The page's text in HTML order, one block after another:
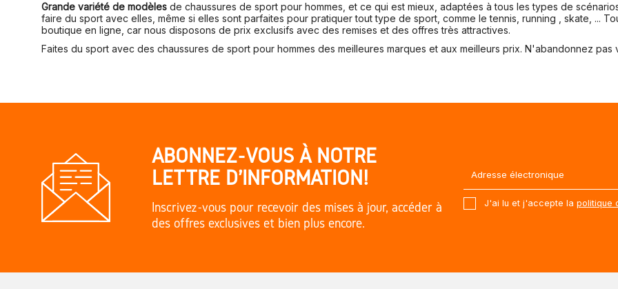
Grande variété de modèles de chaussures de sport pour hommes, et ce qui est mieux, adaptées à tous les types de
faire du sport avec elles, même si elles sont parfaites pour pratiquer tout type de sport, comme le tennis, running , skate, ...
boutique en ligne, car nous disposons de prix exclusifs avec des remises et des offres très attractives.
Faites du sport avec des chaussures de sport pour hommes des meilleures marques et aux meilleurs prix. N'abandonnez
ABONNEZ-VOUS À NOTRE
LETTRE D'INFORMATION!
Inscrivez-vous pour recevoir des mises à jour, accéder à
des offres exclusives et bien plus encore.
J'ai lu et j'accepte la politique